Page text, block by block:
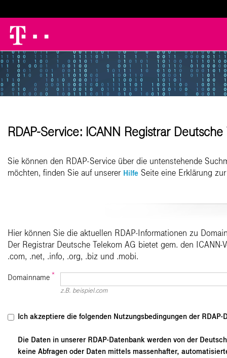
RDAP-Service: ICANN Registrar
Sie können den RDAP-Service über die untenstehende
möchten, finden Sie auf unserer Hilfe Seite eine Erklärung
Hier können Sie die aktuellen RDAP-Informationen zu
Der Registrar Deutsche Telekom AG bietet gem. den
.com, .net, .info, .org, .biz und .mobi.
Domainname *
z.B. beispiel.com
Ich akzeptiere die folgenden Nutzungsbedingungen der RDAP-
Die Daten in unserer RDAP-Datenbank werden von der
keine Abfragen oder Daten mittels massenhafter,